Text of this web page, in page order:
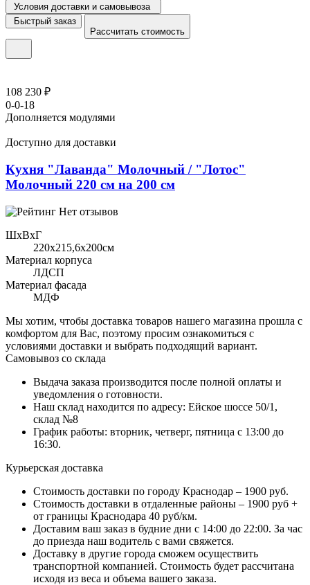
Условия доставки и самовывоза
Быстрый заказ
Рассчитать стоимость
108 230 ₽
0-0-18
Дополняется модулями
Доступно для доставки
Кухня "Лаванда" Молочный / "Лотос"
Молочный 220 см на 200 см
Нет отзывов
ШхВхГ
220x215,6х200см
Материал корпуса
ЛДСП
Материал фасада
МДФ
Мы хотим, чтобы доставка товаров нашего магазина прошла с
комфортом для Вас, поэтому просим ознакомиться с
условиями доставки и выбрать подходящий вариант.
Самовывоз со склада
Выдача заказа производится после полной оплаты и
уведомления о готовности.
Наш склад находится по адресу: Ейское шоссе 50/1,
склад №8
График работы: вторник, четверг, пятница с 13:00 до
16:30.
Курьерская доставка
Стоимость доставки по городу Краснодар – 1900 руб.
Стоимость доставки в отдаленные районы – 1900 руб +
от границы Краснодара 40 руб/км.
Доставим ваш заказ в будние дни с 14:00 до 22:00. За час
до приезда наш водитель с вами свяжется.
Доставку в другие города сможем осуществить
транспортной компанией. Стоимость будет рассчитана
исходя из веса и объема вашего заказа.